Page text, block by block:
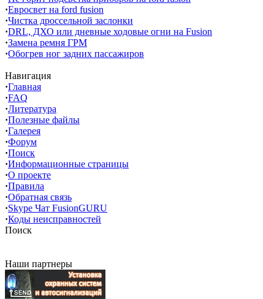
·Евросвет на ford fusion
·Чистка дроссельной заслонки
·DRL, ДХО или дневные ходовые огни на Fusion
·Замена ремня ГРМ
·Обогрев ног задних пассажиров
Навигация
·Главная
·FAQ
·Литература
·Полезные файлы
·Галерея
·Форум
·Поиск
·Информационные страницы
·О проекте
·Правила
·Обратная связь
·Skype Чат FusionGURU
·Коды неисправностей
Поиск
Наши партнеры